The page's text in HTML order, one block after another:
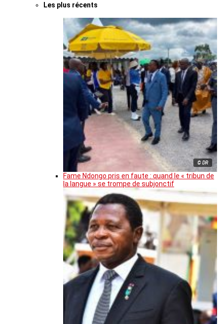
Les plus récents
© DR
Fame Ndongo pris en faute : quand le « tribun de
la langue » se trompe de subjonctif